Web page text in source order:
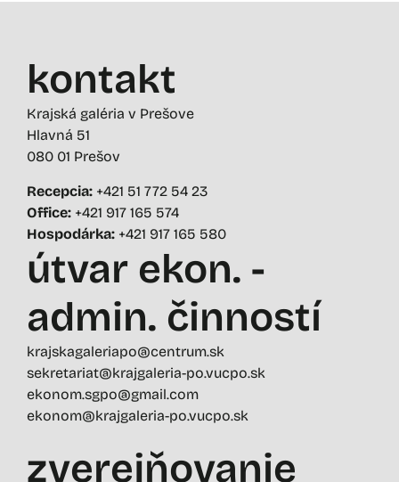
kontakt
Krajská galéria v Prešove
Hlavná 51
080 01 Prešov
Recepcia: +421 51 772 54 23
Office: +421 917 165 574
Hospodárka: +421 917 165 580
útvar ekon. -
admin. činností
krajskagaleriapo@centrum.sk
sekretariat@krajgaleria-po.vucpo.sk
ekonom.sgpo@gmail.com
ekonom@krajgaleria-po.vucpo.sk
zverejňovanie